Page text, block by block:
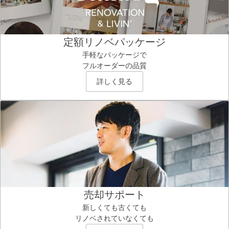
定額リノベパッケージ
手軽なパッケージで
フルオーダーの品質
詳しく見る
売却サポート
新しくても古くても
リノベされていなくても